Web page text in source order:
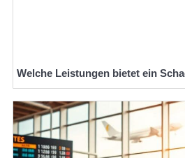
Welche Leistungen bietet ein